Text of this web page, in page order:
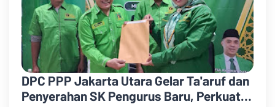
DPC PPP Jakarta Utara Gelar Ta'aruf dan
Penyerahan SK Pengurus Baru, Perkuat